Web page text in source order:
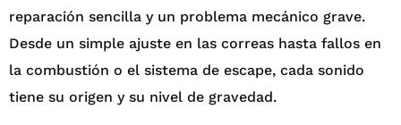
reparación sencilla y un problema mecánico grave.
Desde un simple ajuste en las correas hasta fallos en
la combustión o el sistema de escape, cada sonido
tiene su origen y su nivel de gravedad.